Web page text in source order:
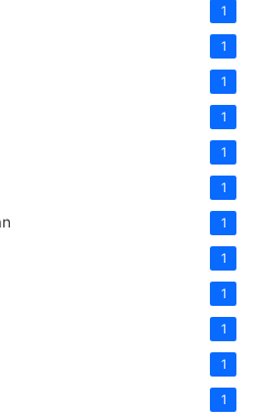
1
1
1
1
1
1
1
1
1
1
1
1